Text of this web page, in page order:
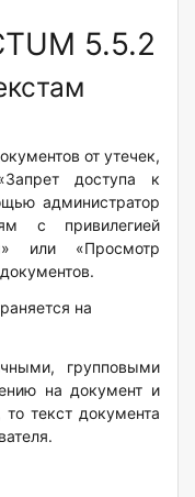
5.5.2
от утечек,
доступа к
администратор
c привилегией
или «Просмотр
на
групповыми
на документ и
текст документа